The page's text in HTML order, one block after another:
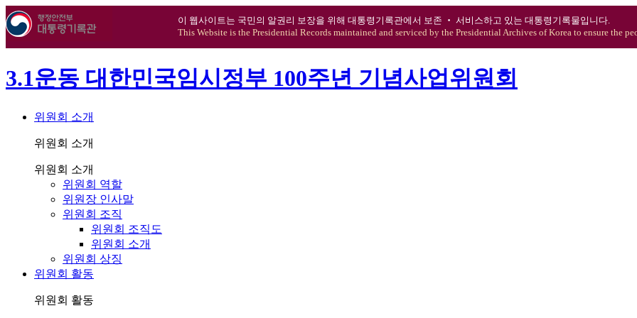
이 웹사이트는 국민의 알권리 보장을 위해 대통령기록관에서 보존 ‧ 서비스하고 있는 대통령기록물입니다.
This Website is the Presidential Records maintained and serviced by the Presidential Archives of Korea to ensure the
3.1운동 대한민국임시정부 100주년 기념사업위원회
위원회 소개
위원회 소개
위원회 소개
위원회 역할
위원장 인사말
위원회 조직
위원회 조직도
위원회 소개
위원회 상징
위원회 활동
위원회 활동